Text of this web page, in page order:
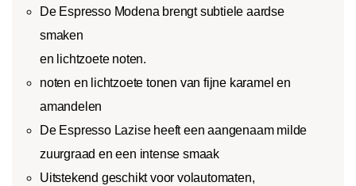
De Espresso Modena brengt subtiele aardse
smaken
en lichtzoete noten.
noten en lichtzoete tonen van fijne karamel en
amandelen
De Espresso Lazise heeft een aangenaam milde
zuurgraad en een intense smaak
Uitstekend geschikt voor volautomaten,